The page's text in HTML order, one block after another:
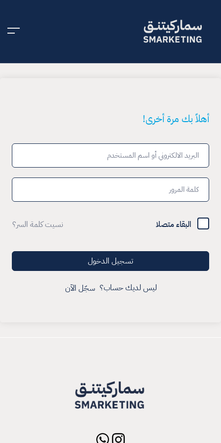
أهلاً بك مرة أخرى!
البقاء متصلا نسيت كلمة السر؟
تسجيل الدخول
ليس لديك حساب؟ سجّل الآن